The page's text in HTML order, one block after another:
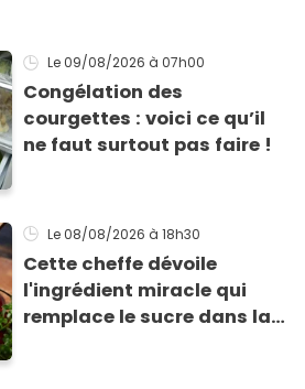
Le 09/08/2026 à 07h00
Congélation des
courgettes : voici ce qu’il
ne faut surtout pas faire !
Le 08/08/2026 à 18h30
Cette cheffe dévoile
l'ingrédient miracle qui
remplace le sucre dans la